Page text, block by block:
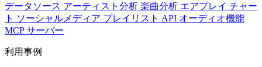
データソース アーティスト分析 楽曲分析 エアプレイ チャー
ト ソーシャルメディア プレイリスト API オーディオ機能
MCP サーバー
利用事例